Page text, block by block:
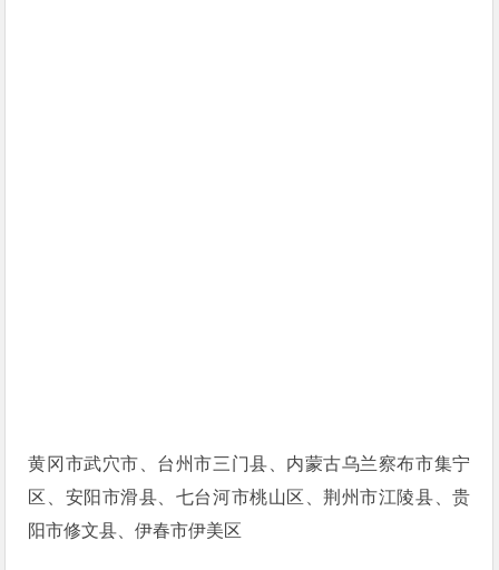
黄冈市武穴市、台州市三门县、内蒙古乌兰察布市集宁
区、安阳市滑县、七台河市桃山区、荆州市江陵县、贵
阳市修文县、伊春市伊美区